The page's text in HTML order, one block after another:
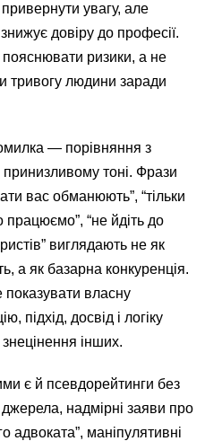
увагу, але
довіру до професії.
ризики, а не
тривогу людини заради
— порівняння з
принизливому тоні. Фрази
вас обманюють”, “тільки
“не йдіть до
виглядають не як
а як базарна конкуренція.
показувати власну
підхід, досвід і логіку
інших.
є й псевдорейтинги без
надмірні заяви про
адвоката”, маніпулятивні